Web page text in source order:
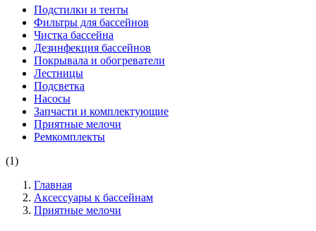
Подстилки и тенты
Фильтры для бассейнов
Чистка бассейна
Дезинфекция бассейнов
Покрывала и обогреватели
Лестницы
Подсветка
Насосы
Запчасти и комплектующие
Приятные мелочи
Ремкомплекты
(1)
Главная
Аксессуары к бассейнам
Приятные мелочи